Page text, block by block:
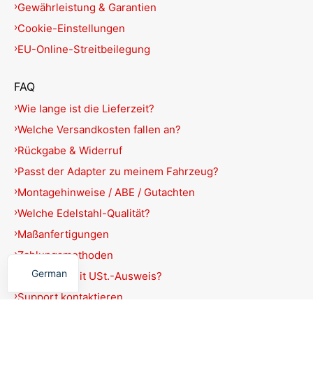
Gewährleistung & Garantien
Cookie-Einstellungen
EU-Online-Streitbeilegung
FAQ
Wie lange ist die Lieferzeit?
Welche Versandkosten fallen an?
Rückgabe & Widerruf
Passt der Adapter zu meinem Fahrzeug?
Montagehinweise / ABE / Gutachten
Welche Edelstahl-Qualität?
Maßanfertigungen
Zahlungsmethoden
Rechnung mit USt.-Ausweis?
Support kontaktieren
German
English